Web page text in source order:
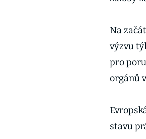
Na
výzvu
pro
orgánů
stavu